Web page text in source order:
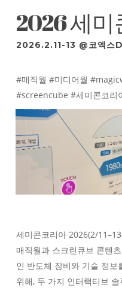
2026 세
2026.2.11-13 @코엑스
#매직월 #미디어월
#screencube #세미콘코리
세미콘코리아 2026(2/
매직월과 스크린큐브 콘텐
인 반도체 장비와 기술 정보
위해, 두 가지 인터랙티브